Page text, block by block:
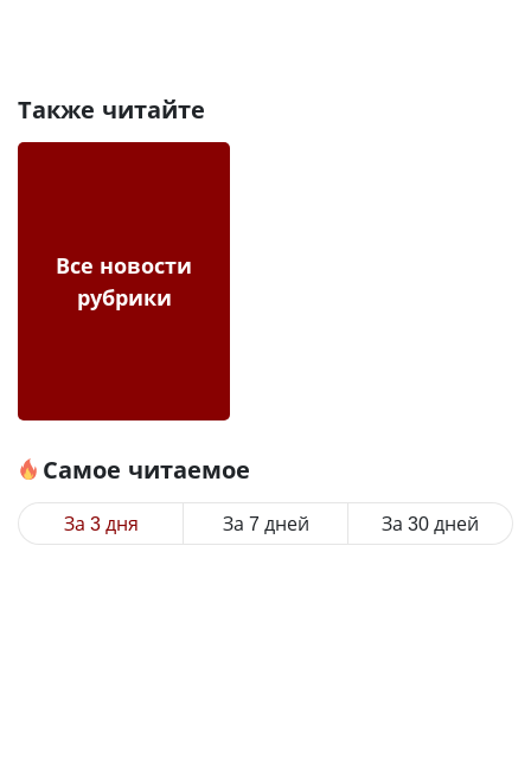
Также читайте
Все новости
рубрики
Самое читаемое
За 3 дня За 7 дней За 30 дней